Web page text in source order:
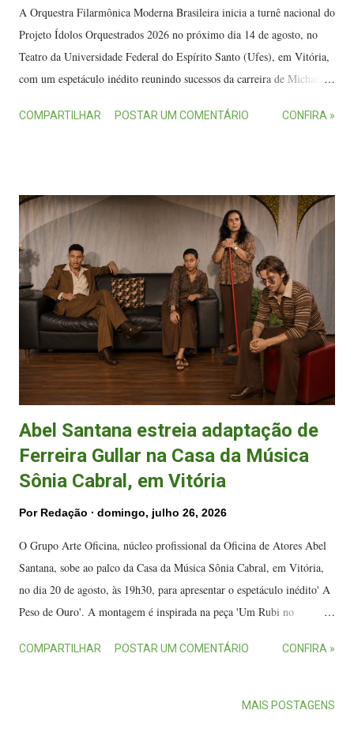
A Orquestra Filarmônica Moderna Brasileira inicia a turnê nacional do
Projeto Ídolos Orquestrados 2026 no próximo dia 14 de agosto, no
Teatro da Universidade Federal do Espírito Santo (Ufes), em Vitória,
com um espetáculo inédito reunindo sucessos da carreira de Michael
Moderna Brasileira durante apresentação. (FOTO: Edu Hargreaves) O
Brasileira. O concerto será apresentado em duas sessões, às 18 horas e
21 horas, e promete proporcionar ao público uma experiência
multimídia e multissensorial por meio da integração entre música,
teatro e dança. Com direção geral e regência do maestro Tiago Padim
, o espetáculo vai reunir orquestra, vozes, balé e teatro, com mais de
40 artistas no palco interpretando 17 hits do astro norte-ame...
COMPARTILHAR POSTAR UM COMENTÁRIO CONFIRA »
Abel Santana estreia adaptação de
Ferreira Gullar na Casa da Música
Sônia Cabral, em Vitória
Por Redação domingo, julho 26, 2026
O Grupo Arte Oficina, núcleo profissional da Oficina de Atores Abel
Santana, sobe ao palco da Casa da Música Sônia Cabral, em Vitória,
no dia 20 de agosto, às 19h30, para apresentar o espetáculo inédito' A
Peso de Ouro'. A montagem é inspirada na peça 'Um Rubi no
novo momento na trajetória de Abel Santana. (FOTO: Lina Carneiro
humor, poesia e crítica social. A história acompanha Vitinho, um
COMPARTILHAR POSTAR UM COMENTÁRIO CONFIRA »
MAIS POSTAGENS